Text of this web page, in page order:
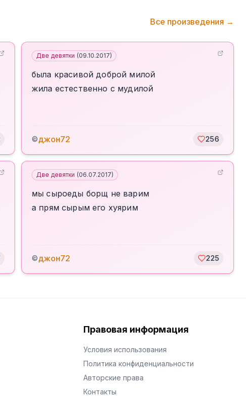
Все произведения →
Две девятки (09.10.2017)
была красивой доброй милой
жила естественно с мудилой
©джон72 256
Две девятки (06.07.2017)
мы сыроеды борщ не варим
а прям сырым его хуярим
©джон72 225
Правовая информация
Условия использования
Политика конфиденциальности
Авторские права
Контакты